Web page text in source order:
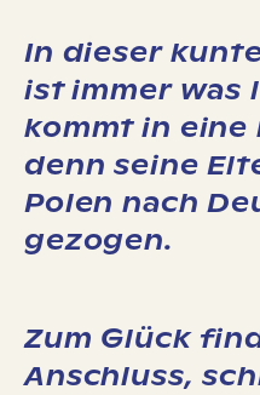
In dieser
ist immer was
kommt in eine
denn seine
Polen nach
gezogen.
Zum Glück
Anschluss,